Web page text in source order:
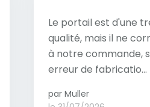
Le portail est d'une
qualité, mais il ne
à notre commande,
erreur de fabricatio...
par Muller